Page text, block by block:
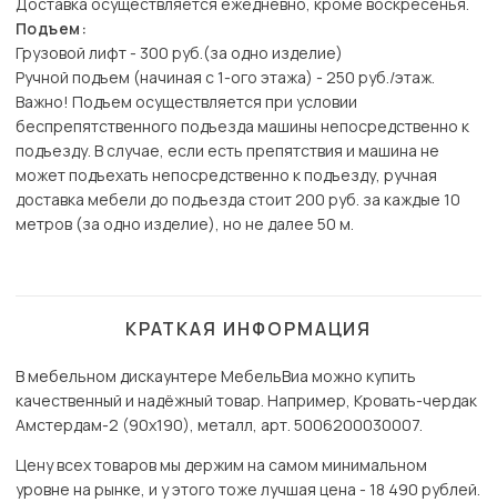
Подъем:
Грузовой лифт - 300 руб.(за одно изделие)
Ручной подъем (начиная с 1-ого этажа) - 250 руб./этаж.
Важно! Подъем осуществляется при условии
беспрепятственного подъезда машины непосредственно к
подъезду. В случае, если есть препятствия и машина не
может подъехать непосредственно к подъезду, ручная
доставка мебели до подъезда стоит 200 руб. за каждые 10
метров (за одно изделие), но не далее 50 м.
КРАТКАЯ ИНФОРМАЦИЯ
В мебельном дискаунтере МебельВиа можно купить
качественный и надёжный товар. Например, Кровать-чердак
Амстердам-2 (90х190), металл, арт. 5006200030007.
Цену всех товаров мы держим на самом минимальном
уровне на рынке, и у этого тоже лучшая цена - 18 490 рублей.